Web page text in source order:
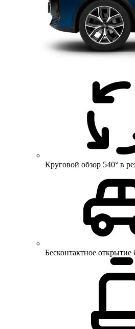
Круговой обзор 540° в
Бесконтактное открытие